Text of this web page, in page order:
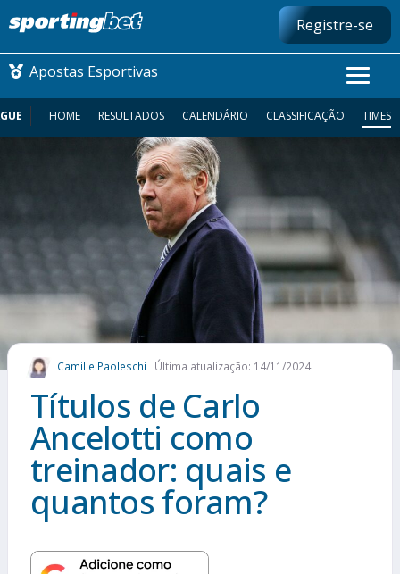
Registre-se
Apostas Esportivas
CONMEBOL LIBERTADORES
FUTEBOL NACIONAL
FUTEBOL INTERNACIONAL
COMO APOSTAR
MAIS ESPORTES
HOME RESULTADOS CALENDÁRIO CLASSIFICAÇÃO TIMES
Camille Paoleschi Última atualização: 14/11/2024
Títulos de Carlo
Ancelotti como
treinador: quais e
quantos foram?